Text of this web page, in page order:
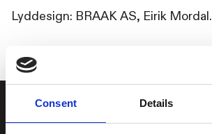
Consent Details
Lyddesign: BRAAK AS, Eirik Mordal.